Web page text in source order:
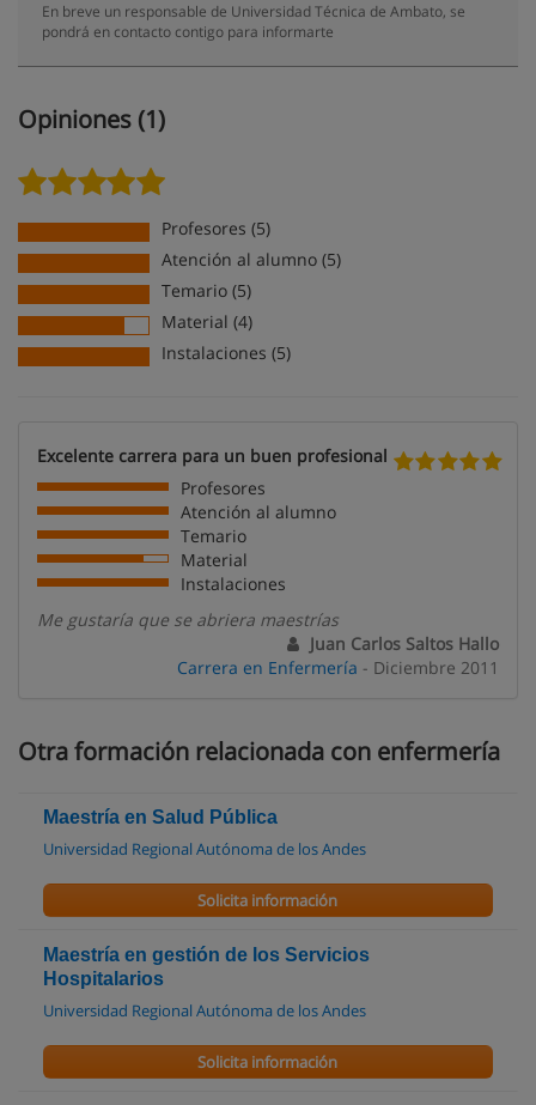
En breve un responsable de Universidad Técnica de Ambato, se
pondrá en contacto contigo para informarte
Opiniones (1)
Profesores (5)
Atención al alumno (5)
Temario (5)
Material (4)
Instalaciones (5)
Excelente carrera para un buen profesional
Profesores
Atención al alumno
Temario
Material
Instalaciones
Me gustaría que se abriera maestrías
Juan Carlos Saltos Hallo
Carrera en Enfermería - Diciembre 2011
Otra formación relacionada con enfermería
Maestría en Salud Pública
Universidad Regional Autónoma de los Andes
Solicita información
Maestría en gestión de los Servicios
Hospitalarios
Universidad Regional Autónoma de los Andes
Solicita información